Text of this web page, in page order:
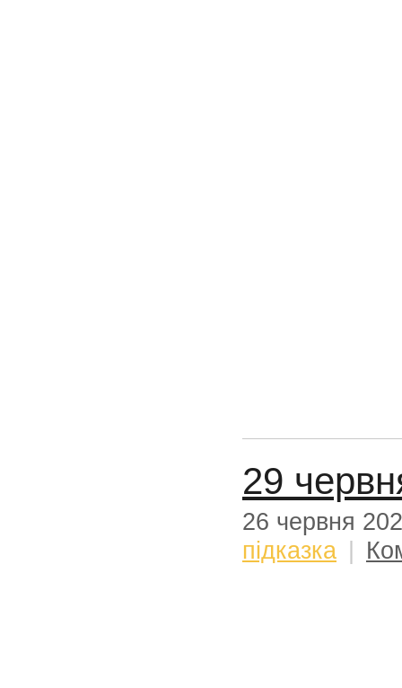
29
26 червня
підказка